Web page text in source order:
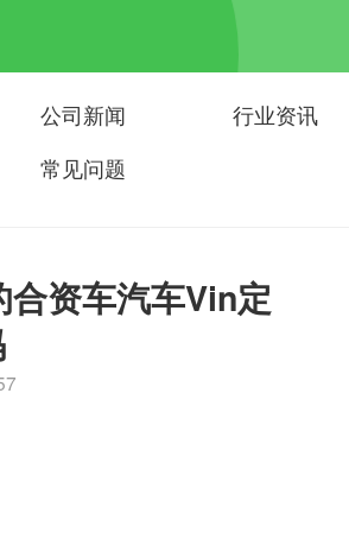
公司新闻
行业资讯
常见问题
合资车汽车Vin定